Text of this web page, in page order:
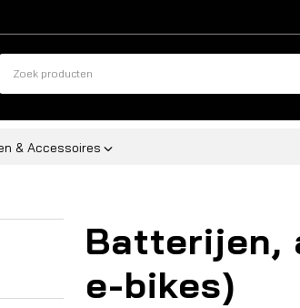
& Accessoires
Batterijen,
e-bikes)